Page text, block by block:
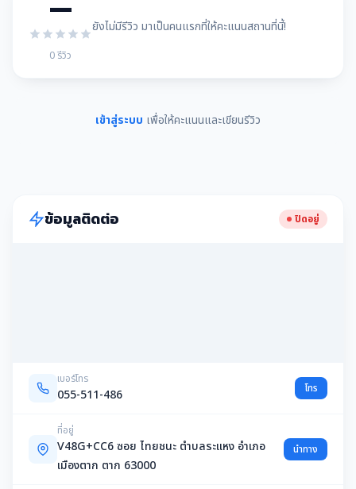
0 รีวิว
ยังไม่มีรีวิว มาเป็นคนแรกที่ให้คะแนนสถานที่นี้!
เข้าสู่ระบบ เพื่อให้คะแนนและเขียนรีวิว
ข้อมูลติดต่อ ปิดอยู่
เบอร์โทร
055-511-486 โทร
ที่อยู่
V48G+CC6 ซอย ไทยชนะ ตำบลระแหง อำเภอ
เมืองตาก ตาก 63000
นำทาง